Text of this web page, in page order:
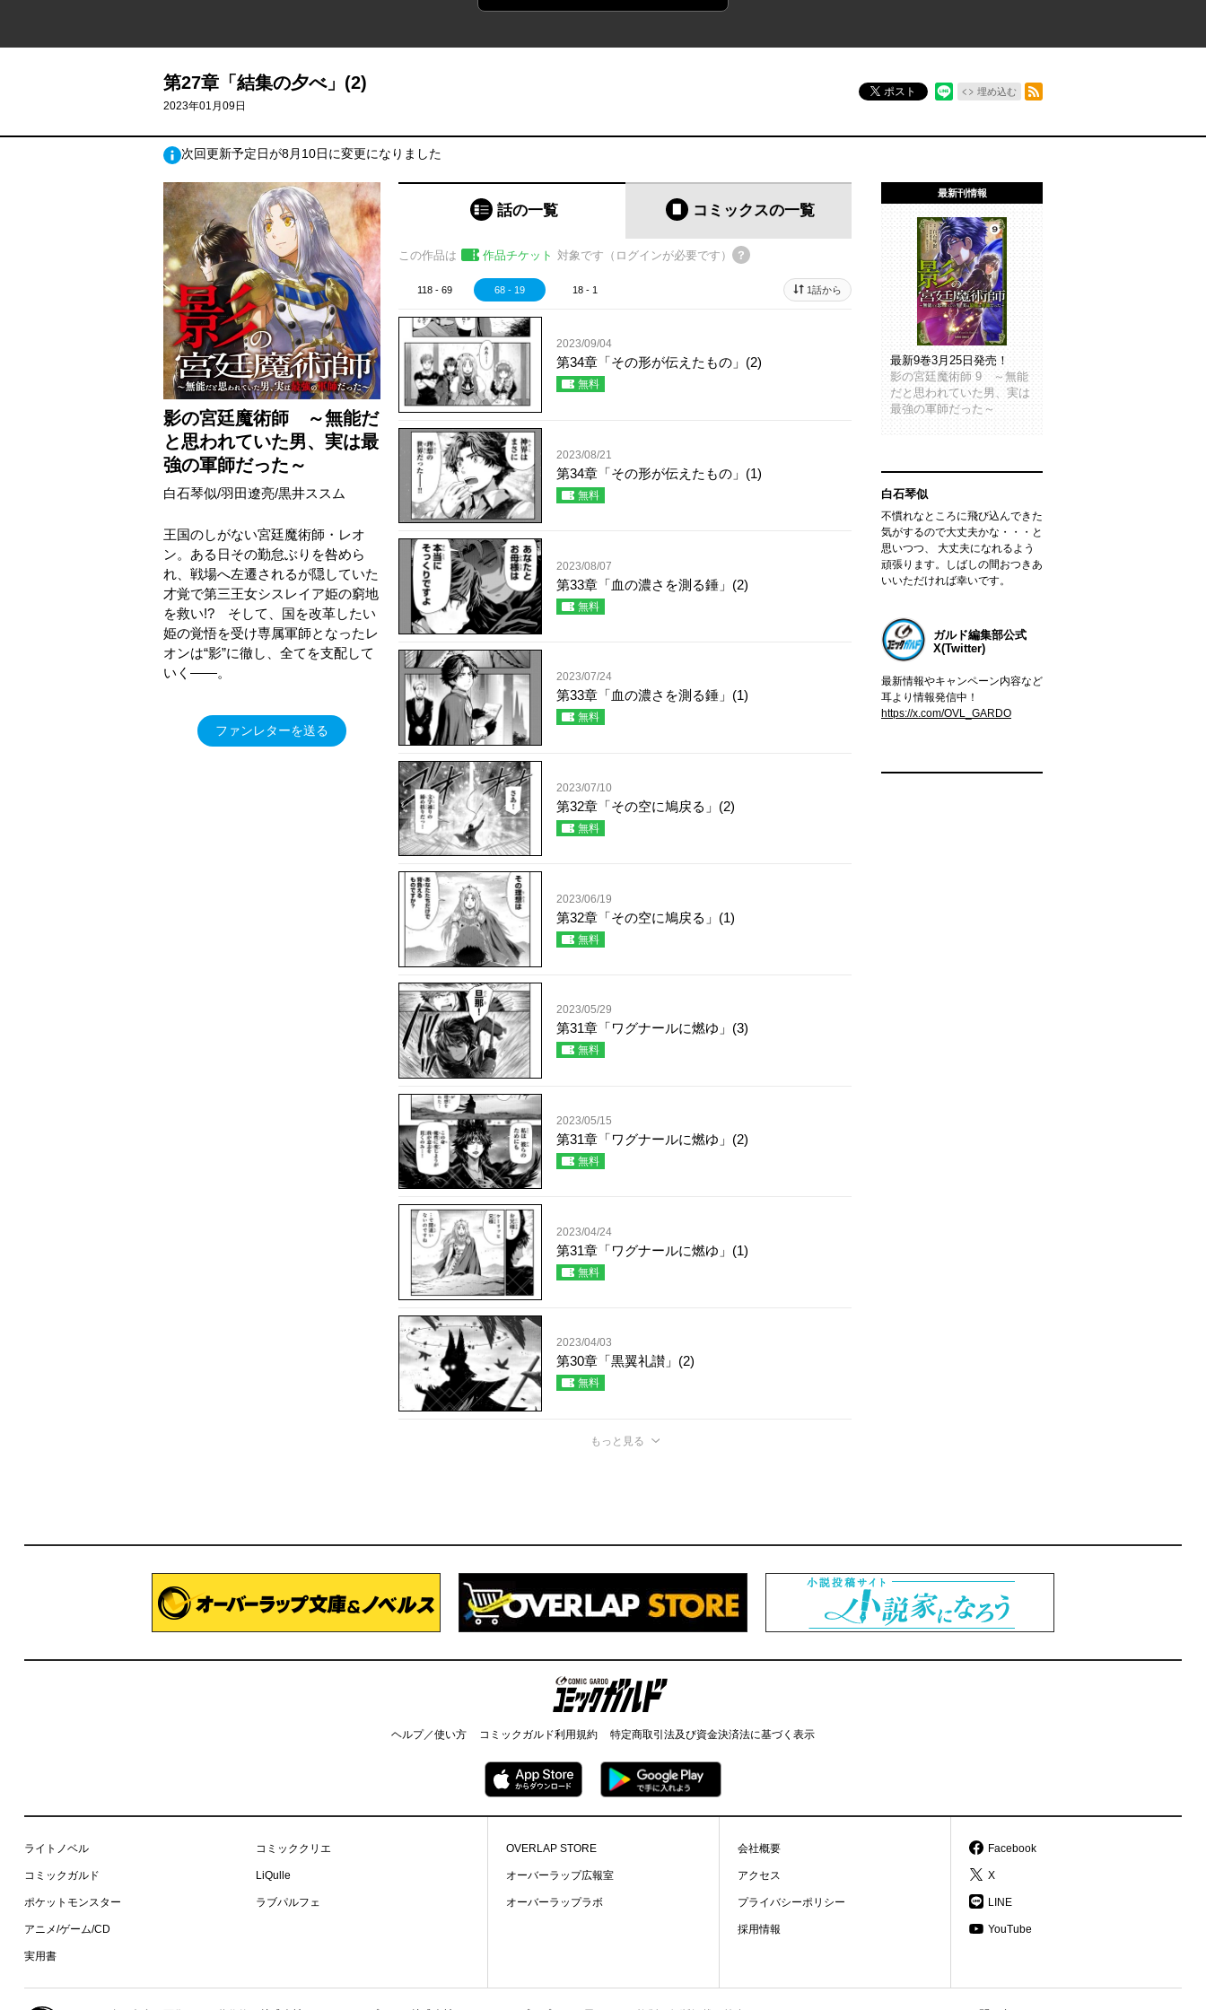
第27章「結集の夕べ」(2)
2023年01月09日
ポスト 埋め込む
次回更新予定日が8月10日に変更になりました
影の宮廷魔術師 ～無能だ
と思われていた男、実は最
強の軍師だった～
白石琴似/羽田遼亮/黒井ススム
王国のしがない宮廷魔術師・レオ
ン。ある日その勤怠ぶりを咎めら
れ、戦場へ左遷されるが隠していた
才覚で第三王女シスレイア姫の窮地
を救い!? そして、国を改革したい
姫の覚悟を受け専属軍師となったレ
オンは“影”に徹し、全てを支配して
いく――。
ファンレターを送る
話の一覧 コミックスの一覧
この作品は 作品チケット 対象です（ログインが必要です）
118 - 69 68 - 19 18 - 1 1話から
2023/09/04
第34章「その形が伝えたもの」(2)
無料
2023/08/21
第34章「その形が伝えたもの」(1)
無料
2023/08/07
第33章「血の濃さを測る錘」(2)
無料
2023/07/24
第33章「血の濃さを測る錘」(1)
無料
2023/07/10
第32章「その空に鳩戻る」(2)
無料
2023/06/19
第32章「その空に鳩戻る」(1)
無料
2023/05/29
第31章「ワグナールに燃ゆ」(3)
無料
2023/05/15
第31章「ワグナールに燃ゆ」(2)
無料
2023/04/24
第31章「ワグナールに燃ゆ」(1)
無料
2023/04/03
第30章「黒翼礼讃」(2)
無料
もっと見る
最新刊情報
最新9巻3月25日発売！
影の宮廷魔術師 9 ～無能
だと思われていた男、実は
最強の軍師だった～
白石琴似
不慣れなところに飛び込んできた
気がするので大丈夫かな・・・と
思いつつ、 大丈夫になれるよう
頑張ります。しばしの間おつきあ
いいただければ幸いです。
ガルド編集部公式
X(Twitter)
最新情報やキャンペーン内容など
耳より情報発信中！
https://x.com/OVL_GARDO
コミックガルド
ヘルプ／使い方 コミックガルド利用規約 特定商取引法及び資金決済法に基づく表示
ライトノベル
コミックガルド
ポケットモンスター
アニメ/ゲーム/CD
実用書
コミッククリエ
LiQulle
ラブパルフェ
OVERLAP STORE
オーバーラップ広報室
オーバーラップラボ
会社概要
アクセス
プライバシーポリシー
採用情報
Facebook
X
LINE
YouTube